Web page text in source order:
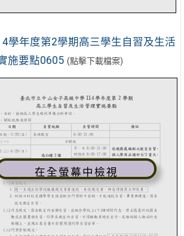
學年度第2學期高三學生自習及生活
施要點0605 (點擊下載檔案)
在全螢幕中檢視